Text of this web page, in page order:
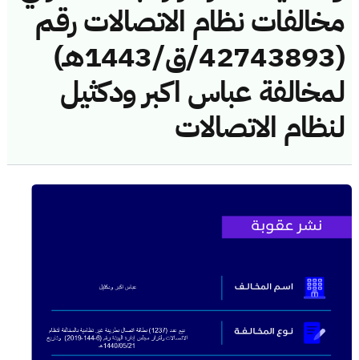
مخالفات نظام الاتصالات رقم
(42743893/ق/1443هـ)
لمخالفة عباس اكبر ودكثيل
لنظام الاتصالات